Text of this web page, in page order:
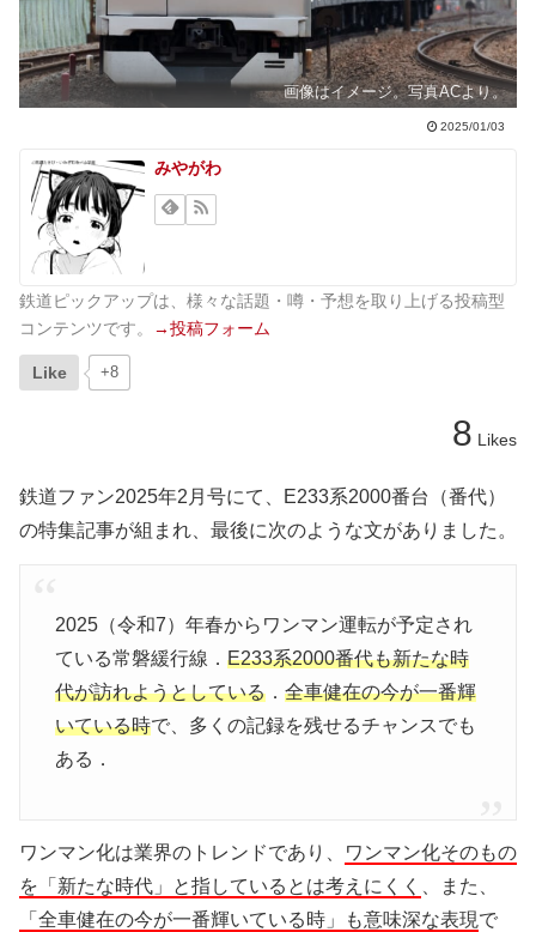
画像はイメージ。写真ACより。
2025/01/03
みやがわ
鉄道ピックアップは、様々な話題・噂・予想を取り上げる投稿型
コンテンツです。
→投稿フォーム
Like +8
8 Likes
鉄道ファン2025年2月号にて、E233系2000番台（番代）
の特集記事が組まれ、最後に次のような文がありました。
2025（令和7）年春からワンマン運転が予定され
ている常磐緩行線． E233系2000番代も新たな時
代が訪れようとしている． 全車健在の今が一番輝
いている時で、多くの記録を残せるチャンスでも
ある．
ワンマン化は業界のトレンドであり、
ワンマン化そのもの
を「新たな時代」と指しているとは考えにくく
、また、
「全車健在の今が一番輝いている時」も意味深な表現で